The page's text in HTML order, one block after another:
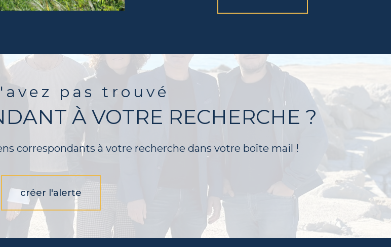
pas trouvé
À VOTRE RECHERCHE ?
correspondants à votre recherche dans votre boîte mail !
créer l'alerte